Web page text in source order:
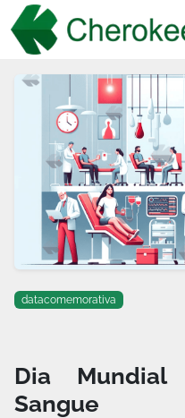
datacomemorativa
Dia
Sangue